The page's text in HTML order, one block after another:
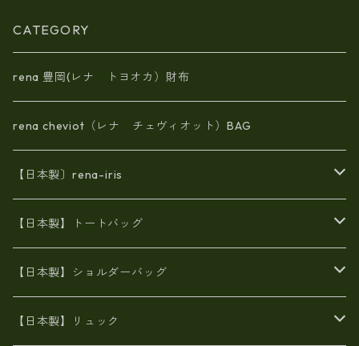
CATEGORY
rena 豊岡(レナ トヨオカ）財布
rena cheviot（レナ チェヴィオット）BAG
【日本製〕rena-iris
エナメル（パテント）レザー
牛革製品トート・ショルダー
牛革製品リュック
【日本製】トートバッグ
火山灰染めバッグ
8号帆布
ヌメ革バッグ
【日本製】ショルダーバッグ
漂流ロープバッグ
【日本製】リュック